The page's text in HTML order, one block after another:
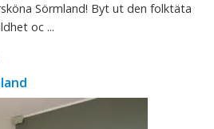
Sörmland! Byt ut den folktäta
oc ...